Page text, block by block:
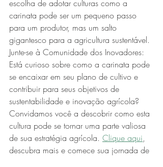
escolha de adotar culturas como a
carinata pode ser um pequeno passo
para um produtor, mas um salto
gigantesco para a agricultura sustentável.
Junte-se à Comunidade dos Inovadores:
Está curioso sobre como a carinata pode
se encaixar em seu plano de cultivo e
contribuir para seus objetivos de
sustentabilidade e inovação agrícola?
Convidamos você a descobrir como esta
cultura pode se tornar uma parte valiosa
de sua estratégia agrícola. Clique aqui,
descubra mais e comece sua jornada de